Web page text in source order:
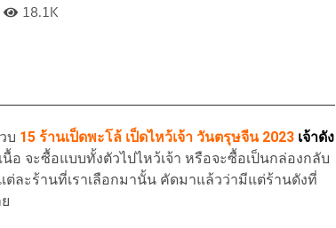
18.1K
บ 15 ร้านเป็ดพะโล้ เป็ดไหว้เจ้า วันตรุษจีน 2023 เจ้าดัง
อ จะซื้อแบบทั้งตัวไปไหว้เจ้า หรือจะซื้อเป็นกล่องกลับ
ละร้านที่เราเลือกมานั้น คัดมาแล้วว่ามีแต่ร้านดังที่